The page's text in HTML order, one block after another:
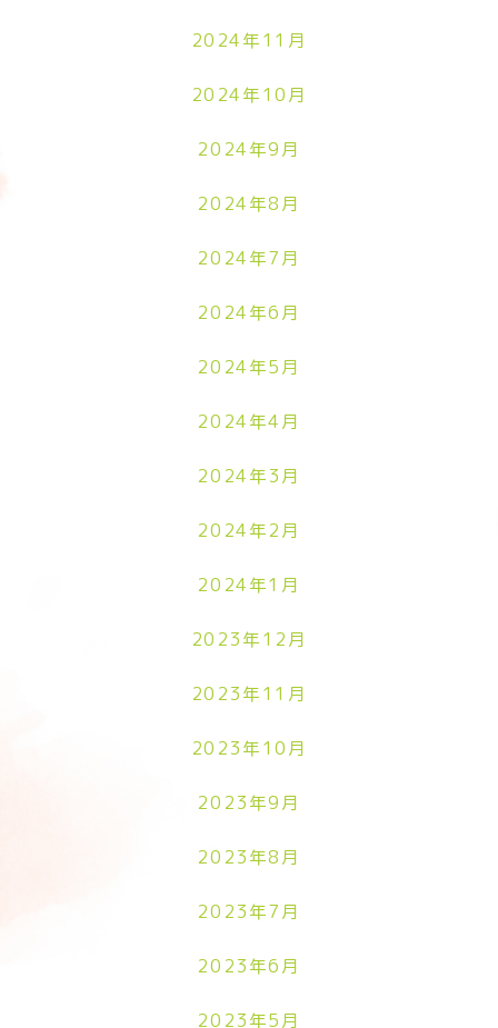
2024年11月
2024年10月
2024年9月
2024年8月
2024年7月
2024年6月
2024年5月
2024年4月
2024年3月
2024年2月
2024年1月
2023年12月
2023年11月
2023年10月
2023年9月
2023年8月
2023年7月
2023年6月
2023年5月